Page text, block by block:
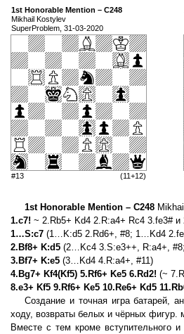
1st Honorable Mention – C248
Mikhail Kostylev
SuperProblem, 31-03-2020
#13 (11+12)
1st Honorable Mention – C248
1.c7! ~ 2.Rb5+ Kd4 2.R:a4+ Rc4 3.fe3# и
1…S:c7 (1…K:d5 2.Rd6+, #8; 1…Kd4
2.Bf8+ K:d5 (2…Kc4 3.S:e3++, R:a4+,
3.Bf7+ K:e5 (3…Kd4 4.R:а4+, #11)
4.Bg7+ Kf4(Kf5) 5.Rf6+ Ke5 6.Rd2! (~
8.e3+ Kf5 9.Rf6+ Ke5 10.Re6+ Kd5
Создание и точная игра батарей,
ходу, возвраты белых и чёрных фигур.
Вместе с тем кроме вступительного